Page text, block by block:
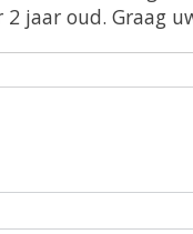
2 jaar oud. Graag